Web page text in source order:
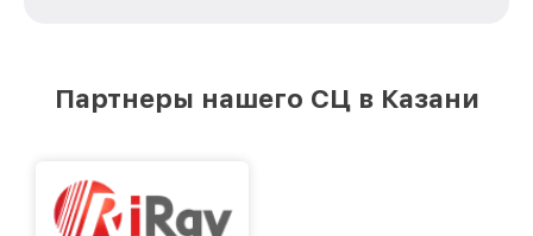
лучшим сервисным центром Infratech в
Партнеры нашего СЦ в Казани